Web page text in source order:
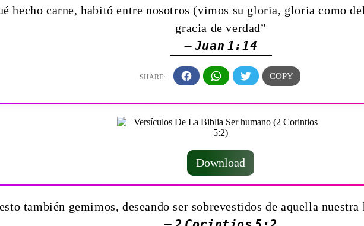
hecho carne, habitó entre nosotros (vimos su gloria, gloria como
gracia de verdad”
— Juan 1:14
Download
también gemimos, deseando ser sobrevestidos de aquella